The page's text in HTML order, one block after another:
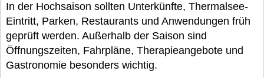
In der Hochsaison sollten Unterkünfte, Thermalsee-
Eintritt, Parken, Restaurants und Anwendungen früh
geprüft werden. Außerhalb der Saison sind
Öffnungszeiten, Fahrpläne, Therapieangebote und
Gastronomie besonders wichtig.